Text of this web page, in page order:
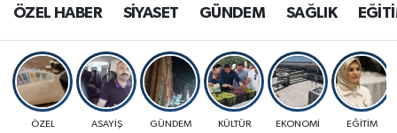
ÖZEL HABER SİYASET GÜNDEM SAĞLIK
ÖZEL ASAYİŞ GÜNDEM KÜLTÜR EKONOMİ EĞİTİM
Mersin Namaz Vakitleri
Mersin Trafik Yoğunluk Haritası
Süper Lig Puan Durumu ve Fikstür